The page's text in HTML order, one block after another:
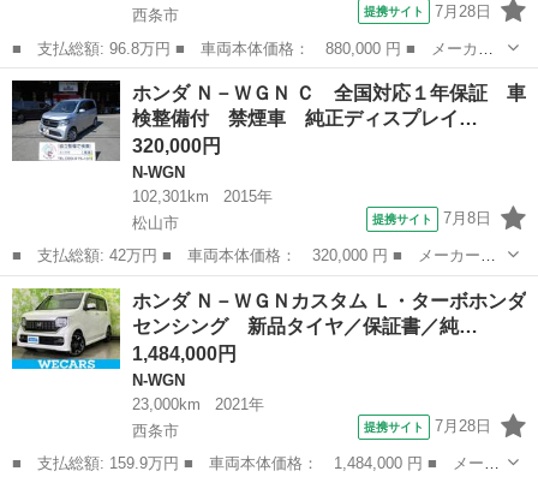
西条市
提携サイト 7月28日
■ 支払総額: 96.8万円 ■ 車両本体価格： 880,000 円 ■ メーカー
名： ホンダ ■ 車種名： Ｎ－ＷＧＮカスタム ■ グレード名：
Ｇ・ターボパッケージ 新品タイヤ／保証書／社外 ＳＤナビ／ヘッ
ドランプ Ｌ...
愛媛 西条市 N-WGN
ホンダ Ｎ－ＷＧＮ Ｃ 全国対応１年保証 車
検整備付 禁煙車 純正ディスプレイ…
320,000円
N-WGN
102,301km
2015年
松山市
提携サイト 7月8日
■ 支払総額: 42万円 ■ 車両本体価格： 320,000 円 ■ メーカー
名： ホンダ ■ 車種名： Ｎ－ＷＧＮ ■ グレード名： Ｃ 全国
対応１年保証 車検整備付 禁煙車 純正ディスプレイオーディオバ
ックカメラ ＥＴ...
愛媛 松山市 N-WGN
ホンダ Ｎ－ＷＧＮカスタム Ｌ・ターボホンダ
センシング 新品タイヤ／保証書／純…
1,484,000円
N-WGN
23,000km
2021年
西条市
提携サイト 7月28日
■ 支払総額: 159.9万円 ■ 車両本体価格： 1,484,000 円 ■ メーカ